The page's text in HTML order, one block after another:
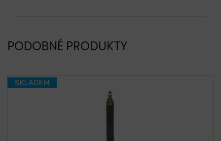
PODOBNÉ PRODUKTY
SKLADEM